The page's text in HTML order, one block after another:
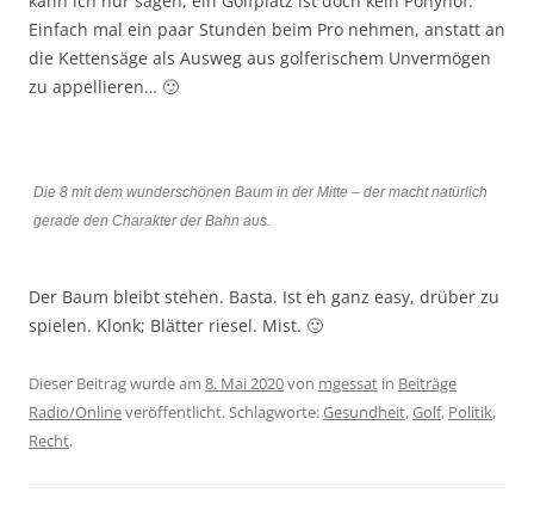
Einfach mal ein paar Stunden beim Pro nehmen, anstatt an
die Kettensäge als Ausweg aus golferischem Unvermögen
zu appellieren… 🙂
Die 8 mit dem wunderschönen Baum in der Mitte – der macht natürlich
gerade den Charakter der Bahn aus.
Der Baum bleibt stehen. Basta. Ist eh ganz easy, drüber zu
spielen. Klonk; Blätter riesel. Mist. 🙂
Dieser Beitrag wurde am 8. Mai 2020von mgessat in Beiträge
Radio/Onlineveröffentlicht. Schlagworte:Gesundheit,Golf, Politik,
Recht.